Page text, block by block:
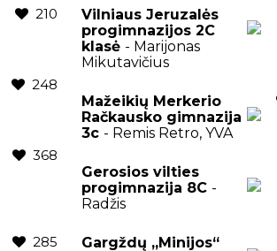
210
Vilniaus Jeruzalės
progimnazijos 2C
klasė - Marijonas
Mikutavičius
248
Mažeikių Merkerio
Račkausko gimnazija
3c - Remis Retro, YVA
368
Gerosios vilties
progimnazija 8C -
Radžis
285
Gargždų „Minijos“